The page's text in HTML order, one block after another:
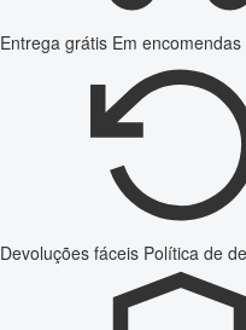
Entrega grátis Em
Devoluções fáceis Política de